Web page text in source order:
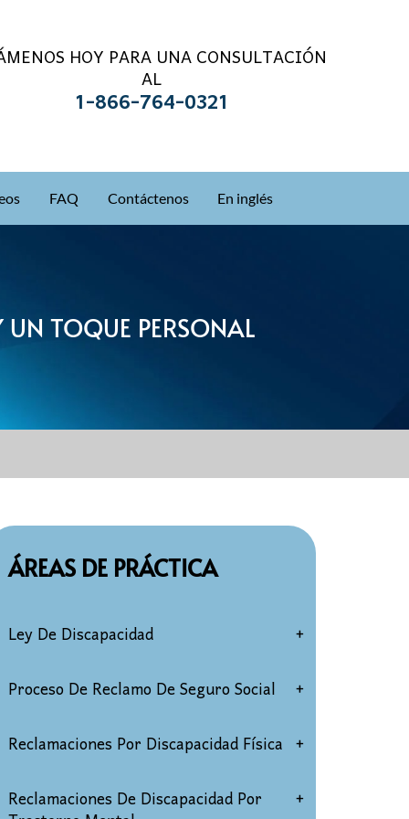
HOY PARA UNA CONSULTACIÓN
AL
1-866-764-0321
FAQ Contáctenos En inglés
UN TOQUE PERSONAL
ÁREAS DE PRÁCTICA
Ley De Discapacidad
Elegibilidad Por Discapacidad Del
Para Mayores De 50 Años
Proceso De Reclamo De Seguro Social
Solicitud de discapacidad
Audiencias de discapacidad del
Reclamaciones Por Discapacidad Física
Reclamaciones de discapacidad por
Reclamaciones De Discapacidad Por